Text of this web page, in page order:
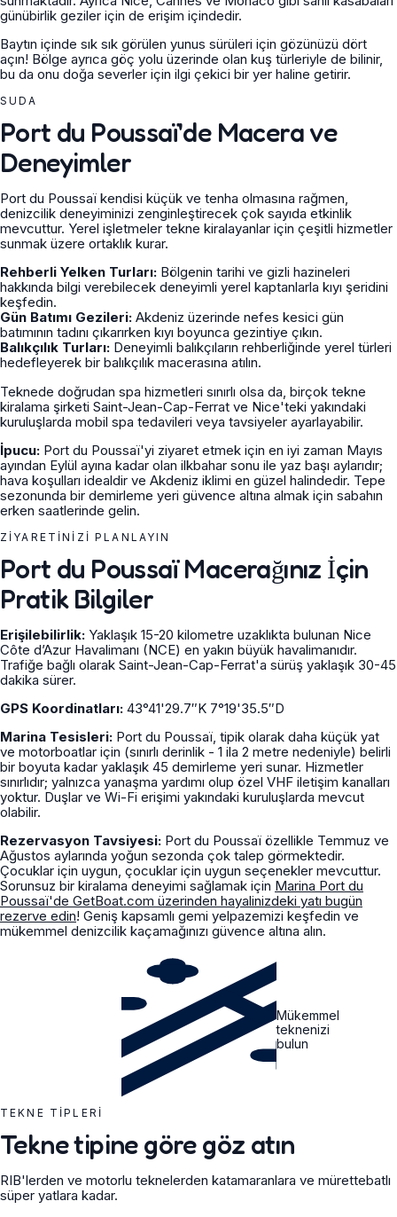
günübirlik geziler için de erişim içindedir.
Baytın içinde sık sık görülen yunus sürüleri için gözünüzü dört
açın! Bölge ayrıca göç yolu üzerinde olan kuş türleriyle de bilinir,
bu da onu doğa severler için ilgi çekici bir yer haline getirir.
SUDA
Port du Poussaï'de Macera ve
Deneyimler
Port du Poussaï kendisi küçük ve tenha olmasına rağmen,
denizcilik deneyiminizi zenginleştirecek çok sayıda etkinlik
mevcuttur. Yerel işletmeler tekne kiralayanlar için çeşitli hizmetler
sunmak üzere ortaklık kurar.
Rehberli Yelken Turları: Bölgenin tarihi ve gizli hazineleri
hakkında bilgi verebilecek deneyimli yerel kaptanlarla kıyı şeridini
keşfedin.
Gün Batımı Gezileri: Akdeniz üzerinde nefes kesici gün
batımının tadını çıkarırken kıyı boyunca gezintiye çıkın.
Balıkçılık Turları: Deneyimli balıkçıların rehberliğinde yerel türleri
hedefleyerek bir balıkçılık macerasına atılın.
Teknede doğrudan spa hizmetleri sınırlı olsa da, birçok tekne
kiralama şirketi Saint-Jean-Cap-Ferrat ve Nice'teki yakındaki
kuruluşlarda mobil spa tedavileri veya tavsiyeler ayarlayabilir.
İpucu: Port du Poussaï'yi ziyaret etmek için en iyi zaman Mayıs
ayından Eylül ayına kadar olan ilkbahar sonu ile yaz başı aylarıdır;
hava koşulları idealdir ve Akdeniz iklimi en güzel halindedir. Tepe
sezonunda bir demirleme yeri güvence altına almak için sabahın
erken saatlerinde gelin.
ZIYARETINIZI PLANLAYIN
Port du Poussaï Macerağınız İçin
Pratik Bilgiler
Erişilebilirlik: Yaklaşık 15-20 kilometre uzaklıkta bulunan Nice
Côte d’Azur Havalimanı (NCE) en yakın büyük havalimanıdır.
Trafiğe bağlı olarak Saint-Jean-Cap-Ferrat'a sürüş yaklaşık 30-45
dakika sürer.
GPS Koordinatları: 43°41'29.7″K 7°19'35.5″D
Marina Tesisleri: Port du Poussaï, tipik olarak daha küçük yat
ve motorboatlar için (sınırlı derinlik - 1 ila 2 metre nedeniyle) belirli
bir boyuta kadar yaklaşık 45 demirleme yeri sunar. Hizmetler
sınırlıdır; yalnızca yanaşma yardımı olup özel VHF iletişim kanalları
yoktur. Duşlar ve Wi-Fi erişimi yakındaki kuruluşlarda mevcut
olabilir.
Rezervasyon Tavsiyesi: Port du Poussaï özellikle Temmuz ve
Ağustos aylarında yoğun sezonda çok talep görmektedir.
Çocuklar için uygun, çocuklar için uygun seçenekler mevcuttur.
Sorunsuz bir kiralama deneyimi sağlamak için Marina Port du
Poussaï'de GetBoat.com üzerinden hayalinizdeki yatı bugün
rezerve edin! Geniş kapsamlı gemi yelpazemizi keşfedin ve
mükemmel denizcilik kaçamağınızı güvence altına alın.
Mükemmel
teknenizi
bulun
TEKNE TIPLERI
Tekne tipine göre göz atın
RIB'lerden ve motorlu teknelerden katamaranlara ve mürettebatlı
süper yatlara kadar.